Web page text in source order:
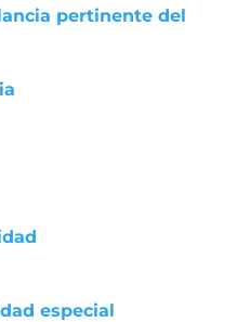
pertinente del
especial